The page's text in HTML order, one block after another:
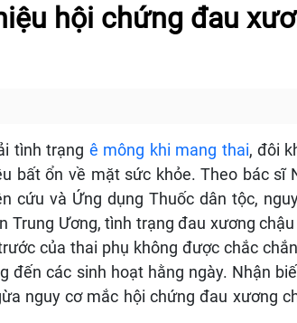
hội chứng đau
tình trạng ê mông khi mang thai, đôi
bất ổn về mặt sức khỏe. Theo bác sĩ
cứu và Ứng dụng Thuốc dân tộc,
Trung Ương, tình trạng đau xương
của thai phụ không được chắc
đến các sinh hoạt hằng ngày. Nhận
nguy cơ mắc hội chứng đau xương